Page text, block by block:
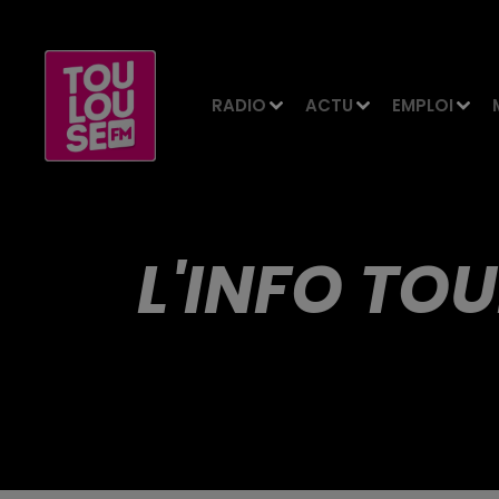
RADIO ACTU EMPLOI
L'INFO